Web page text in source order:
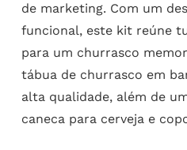
de marketing. Com um
funcional, este kit reúne
para um churrasco
tábua de churrasco em
alta qualidade, além de
caneca para cerveja e